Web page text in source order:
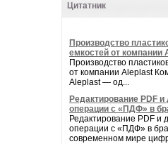
Цитатник
Производство
емкостей от компании
Производство
от компании Aleplast
Aleplast — од...
Редактирование PDF и
операции с «ПДФ» в
Редактирование PDF и
операции с «ПДФ» в
современном мире